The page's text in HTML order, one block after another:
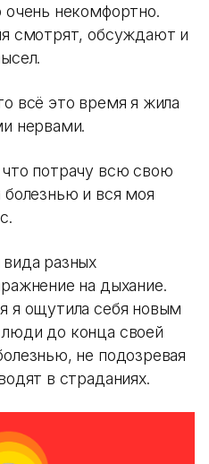
некомфортно.
смотрят, обсуждают и
всё это время я жила
нервами.
потрачу всю свою
болезнью и вся моя
разных
на дыхание.
я ощутила себя новым
до конца своей
не подозревая
в страданиях.